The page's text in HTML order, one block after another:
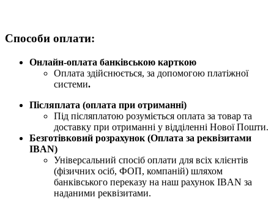
Способи оплати:
Онлайн-оплата банківською карткою
Оплата здійснюється, за допомогою платіжної
системи.
Післяплата (оплата при отриманні)
Під післяплатою розуміється оплата за товар та
доставку при отриманні у відділенні Нової Пошти.
Безготівковий розрахунок (Оплата за реквізитами
IBAN)
Універсальний спосіб оплати для всіх клієнтів
(фізичних осіб, ФОП, компаній) шляхом
банківського переказу на наш рахунок IBAN за
наданими реквізитами.